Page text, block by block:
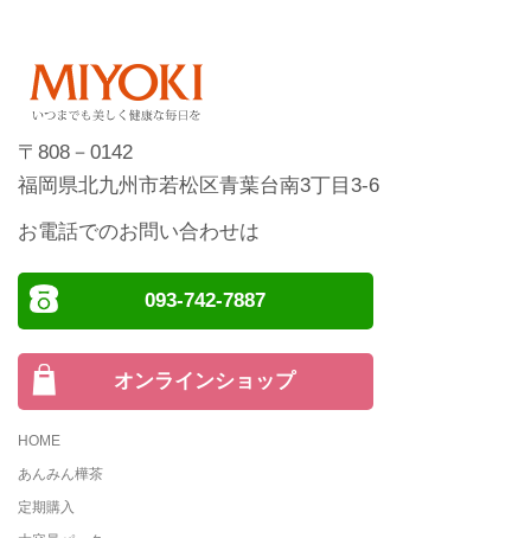
〒808－0142
福岡県北九州市若松区青葉台南3丁目3-6
お電話でのお問い合わせは
093-742-7887
オンラインショップ
HOME
あんみん樺茶
定期購入